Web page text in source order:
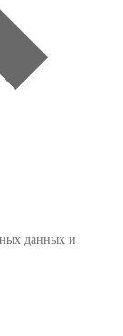
данных и